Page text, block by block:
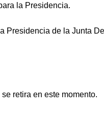
la Presidencia.
Presidencia de la Junta
retira en este momento.